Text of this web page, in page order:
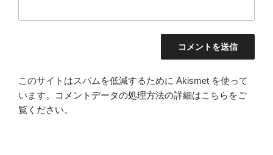
このサイトはスパムを低減するために Akismet を使って
います。
コメントデータの処理方法の詳細はこちらをご
覧ください。